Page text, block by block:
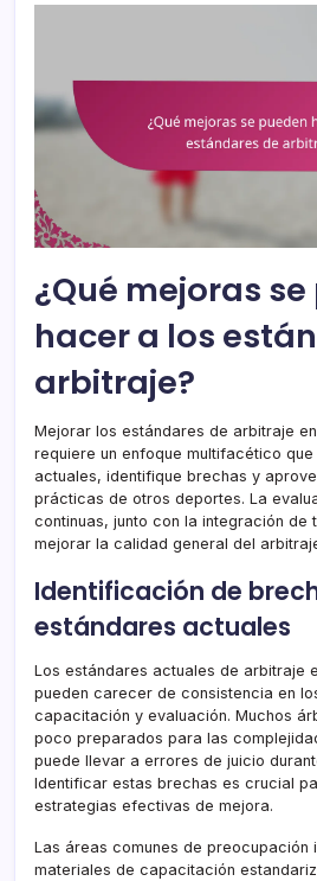
¿Qué mejoras
hacer a los
arbitraje?
Mejorar los estándares de arbitraje
requiere un enfoque multifacético
actuales, identifique brechas y
prácticas de otros deportes. La
continuas, junto con la integración de
mejorar la calidad general del
Identificación de
estándares actuales
Los estándares actuales de arbitraje
pueden carecer de consistencia en
capacitación y evaluación. Muchos
poco preparados para las
puede llevar a errores de juicio
Identificar estas brechas es crucial
estrategias efectivas de mejora.
Las áreas comunes de preocupación
materiales de capacitación